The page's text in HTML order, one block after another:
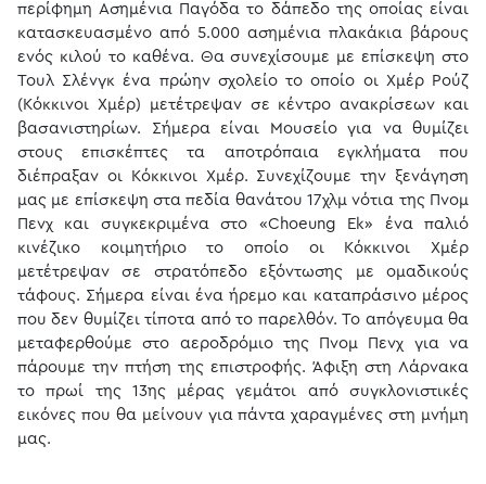
περίφημη Ασημένια Παγόδα το δάπεδο της οποίας είναι
κατασκευασμένο από 5.000 ασημένια πλακάκια βάρους
ενός κιλού το καθένα. Θα συνεχίσουμε με επίσκεψη στο
Τουλ Σλένγκ ένα πρώην σχολείο το οποίο οι Χμέρ Ρούζ
(Κόκκινοι Χμέρ) μετέτρεψαν σε κέντρο ανακρίσεων και
βασανιστηρίων. Σήμερα είναι Μουσείο για να θυμίζει
στους επισκέπτες τα αποτρόπαια εγκλήματα που
διέπραξαν οι Κόκκινοι Χμέρ. Συνεχίζουμε την ξενάγηση
μας με επίσκεψη στα πεδία θανάτου 17χλμ νότια της Πνομ
Πενχ και συγκεκριμένα στο «Choeung Ek» ένα παλιό
κινέζικο κοιμητήριο το οποίο οι Κόκκινοι Χμέρ
μετέτρεψαν σε στρατόπεδο εξόντωσης με ομαδικούς
τάφους. Σήμερα είναι ένα ήρεμο και καταπράσινο μέρος
που δεν θυμίζει τίποτα από το παρελθόν. Το απόγευμα θα
μεταφερθούμε στο αεροδρόμιο της Πνομ Πενχ για να
πάρουμε την πτήση της επιστροφής. Άφιξη στη Λάρνακα
το πρωί της 13ης μέρας γεμάτοι από συγκλονιστικές
εικόνες που θα μείνουν για πάντα χαραγμένες στη μνήμη
μας.